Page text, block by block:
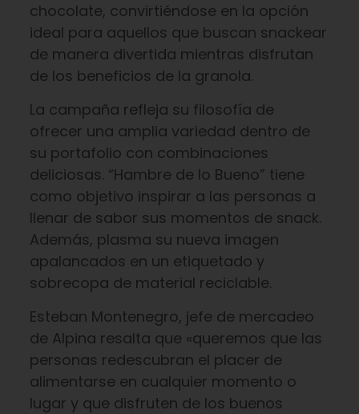
chocolate, convirtiéndose en la opción
ideal para aquellos que buscan snackear
de manera divertida mientras disfrutan
de los beneficios de la granola.
La campaña refleja su filosofía de
ofrecer una amplia variedad dentro de
su portafolio con combinaciones
deliciosas. “Hambre de lo Bueno” tiene
como objetivo inspirar a las personas a
llenar de sabor sus momentos de snack.
Además, plasma su nueva imagen
apalancados en un etiquetado y
sobrecopa de material reciclable.
Esteban Montenegro, jefe de mercadeo
de Alpina resalta que «queremos que las
personas redescubran el placer de
alimentarse en cualquier momento o
lugar y que disfruten de los buenos